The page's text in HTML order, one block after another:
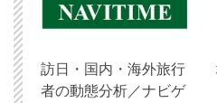
訪日・国内・海外旅行
者の動態分析／ナビゲ